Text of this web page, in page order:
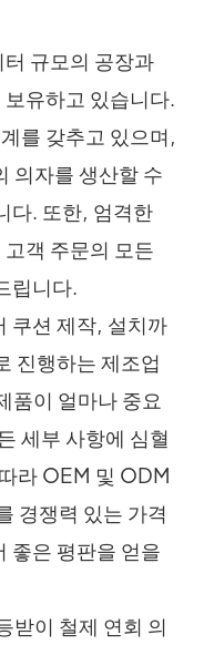
규모의 공장과
유하고 있습니다.
를 갖추고 있으며,
의자를 생산할 수
다. 또한, 엄격한
객 주문의 모든
립니다.
쿠션 제작, 설치까
진행하는 제조업
품이 얼마나 중요
세부 사항에 심혈
라 OEM 및 ODM
경쟁력 있는 가격
좋은 평판을 얻을